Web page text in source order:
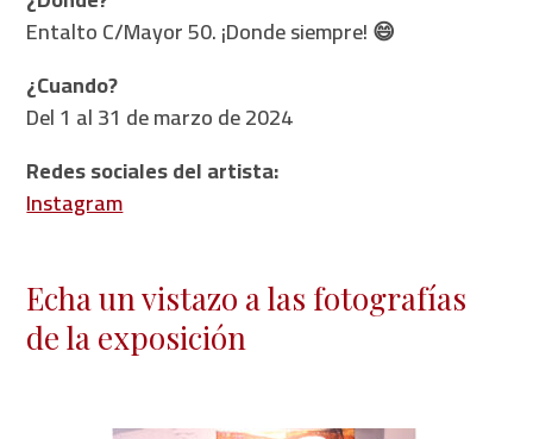
Entalto C/Mayor 50. ¡Donde siempre! 😄
¿Cuando?
Del 1 al 31 de marzo de 2024
Redes sociales del artista:
Instagram
Echa un vistazo a las fotografías
de la exposición